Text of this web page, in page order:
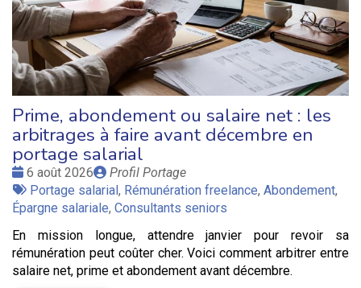
Prime, abondement ou salaire net : les
arbitrages à faire avant décembre en
portage salarial
Date
:
6 août 2026
Publié
par
Profil Portage
Tags
:
Portage salarial, Rémunération freelance, Abondement,
Épargne salariale, Consultants seniors
En mission longue, attendre janvier pour revoir sa
rémunération peut coûter cher. Voici comment arbitrer entre
salaire net, prime et abondement avant décembre.